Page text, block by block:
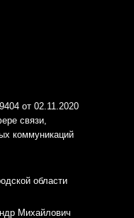
от 02.11.2020
связи,
коммуникаций
области
Михайлович